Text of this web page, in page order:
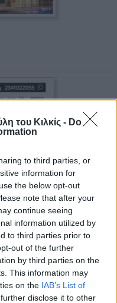
του Κιλκίς - Do
to third parties, or
information for
the below opt-out
note that after your
continue seeing
information utilized by
to third parties prior to
out of the further
by third parties on the
This information may
on the IAB’s List of
disclose it to other